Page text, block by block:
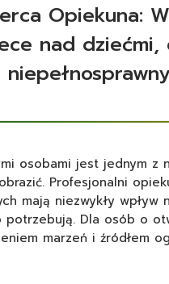
Opiekuna:
nad dziećmi,
osobami jest jednym z
Profesjonalni
mają niezwykły
Dla osób o
marzeń i źródłem